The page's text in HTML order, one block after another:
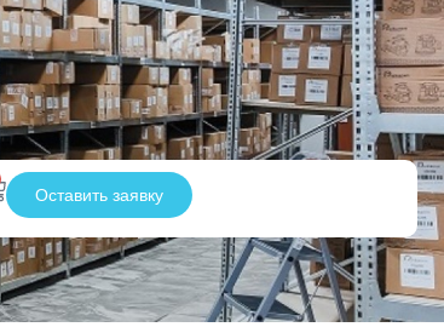
Оставить заявку